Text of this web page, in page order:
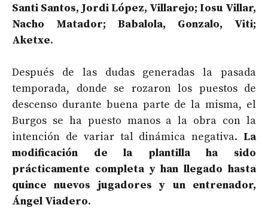
Santi Santos, Jordi López, Villarejo; Iosu Villar,
Nacho Matador; Babalola, Gonzalo, Viti;
Aketxe.
Después de las dudas generadas la pasada
temporada, donde se rozaron los puestos de
descenso durante buena parte de la misma, el
Burgos se ha puesto manos a la obra con la
intención de variar tal dinámica negativa. La
modificación de la plantilla ha sido
prácticamente completa y han llegado hasta
quince nuevos jugadores y un entrenador,
Ángel Viadero.